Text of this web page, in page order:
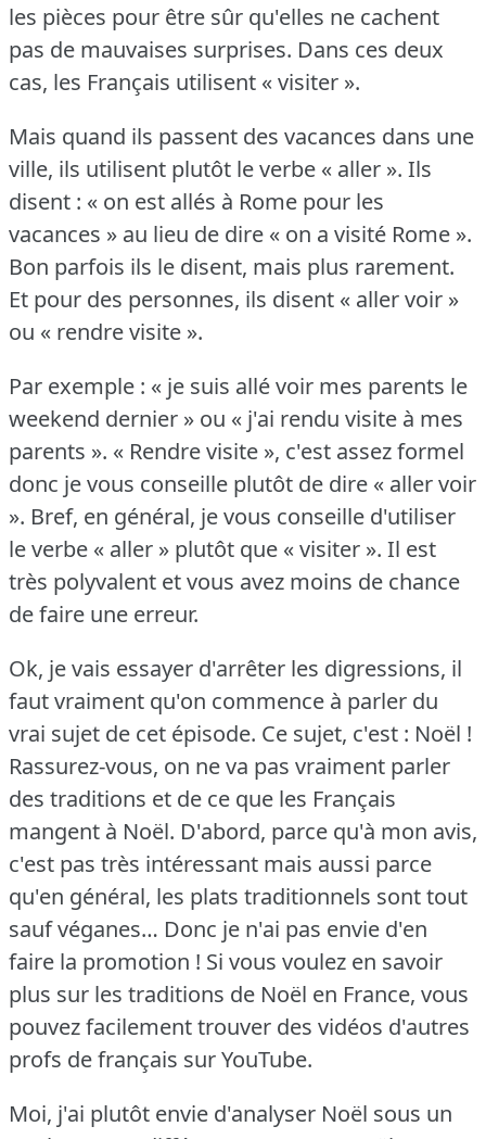
les pièces pour être sûr qu'elles ne cachent
pas de mauvaises surprises. Dans ces deux
cas, les Français utilisent « visiter ».
Mais quand ils passent des vacances dans une
ville, ils utilisent plutôt le verbe « aller ». Ils
disent : « on est allés à Rome pour les
vacances » au lieu de dire « on a visité Rome ».
Bon parfois ils le disent, mais plus rarement.
Et pour des personnes, ils disent « aller voir »
ou « rendre visite ».
Par exemple : « je suis allé voir mes parents le
weekend dernier » ou « j'ai rendu visite à mes
parents ». « Rendre visite », c'est assez formel
donc je vous conseille plutôt de dire « aller voir
». Bref, en général, je vous conseille d'utiliser
le verbe « aller » plutôt que « visiter ». Il est
très polyvalent et vous avez moins de chance
de faire une erreur.
Ok, je vais essayer d'arrêter les digressions, il
faut vraiment qu'on commence à parler du
vrai sujet de cet épisode. Ce sujet, c'est : Noël !
Rassurez-vous, on ne va pas vraiment parler
des traditions et de ce que les Français
mangent à Noël. D'abord, parce qu'à mon avis,
c'est pas très intéressant mais aussi parce
qu'en général, les plats traditionnels sont tout
sauf véganes… Donc je n'ai pas envie d'en
faire la promotion ! Si vous voulez en savoir
plus sur les traditions de Noël en France, vous
pouvez facilement trouver des vidéos d'autres
profs de français sur YouTube.
Moi, j'ai plutôt envie d'analyser Noël sous un